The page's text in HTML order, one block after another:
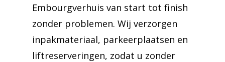
Embourgverhuis van start tot finish
zonder problemen. Wij verzorgen
inpakmateriaal, parkeerplaatsen en
liftreserveringen, zodat u zonder